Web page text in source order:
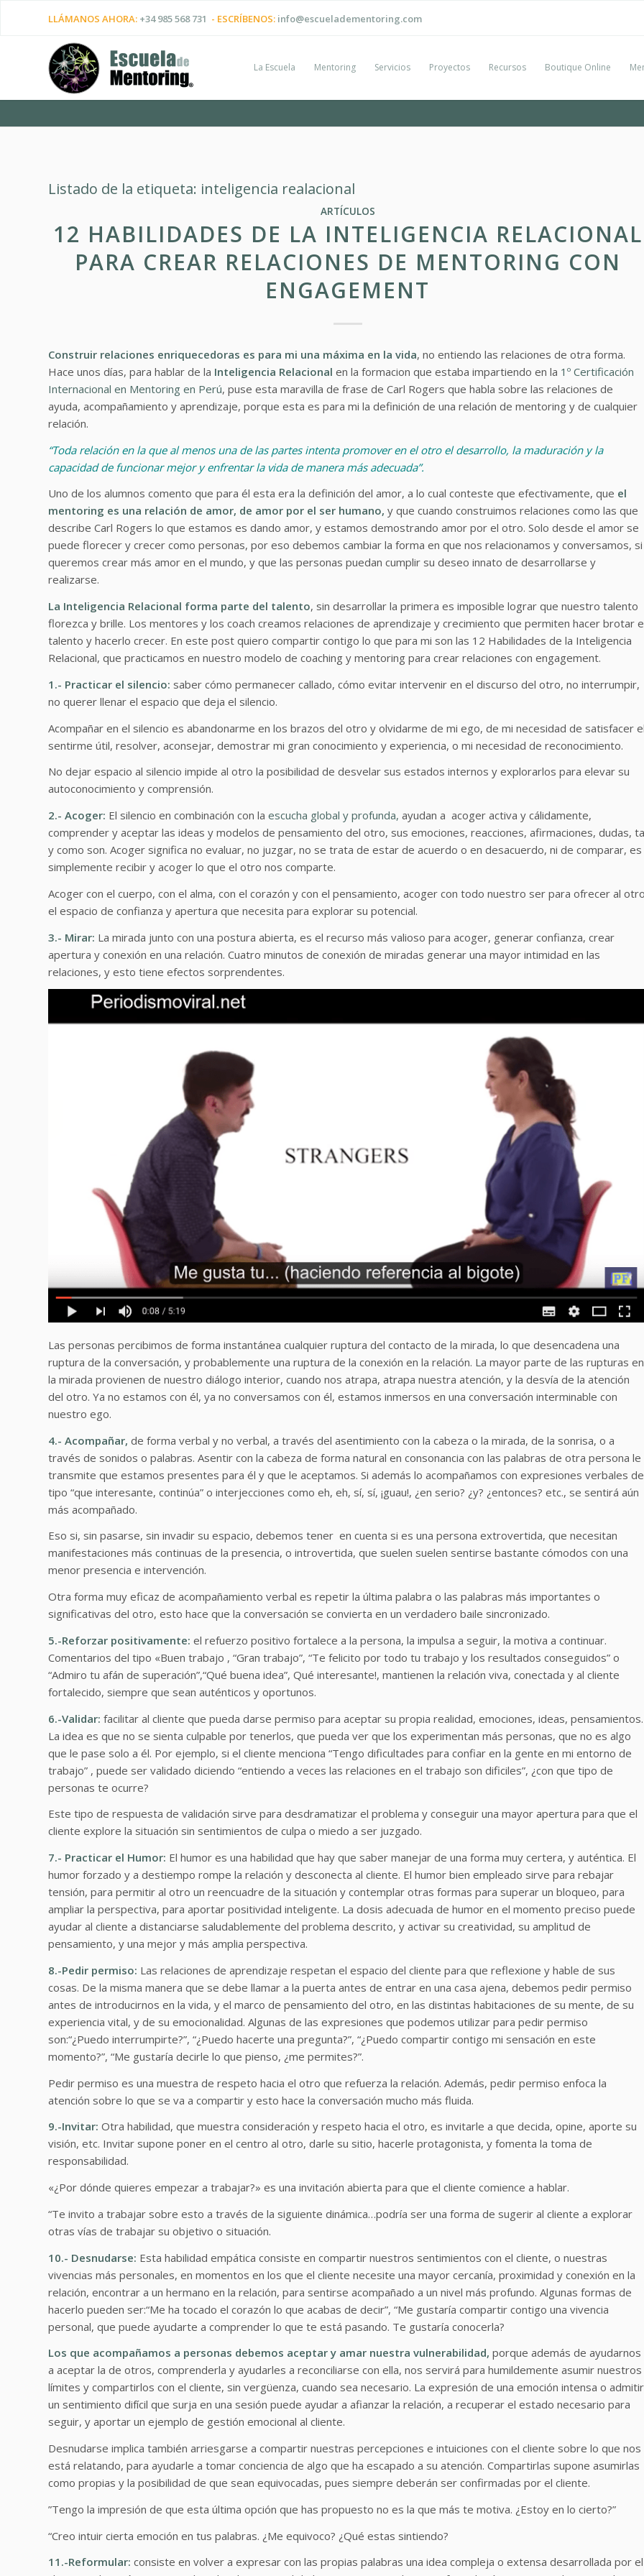
LLÁMANOS AHORA: +34 985 568 731 - ESCRÍBENOS: info@escueladementoring.com
La Escuela Mentoring Servicios Proyectos Recursos Boutique Online
Listado de la etiqueta: inteligencia realacional
ARTÍCULOS
12 HABILIDADES DE LA INTELIGENCIA RELACIONAL
PARA CREAR RELACIONES DE MENTORING CON
ENGAGEMENT
Construir relaciones enriquecedoras es para mi una máxima en la vida, no entiendo las relaciones de otra forma.
Hace unos días, para hablar de la Inteligencia Relacional en la formacion que estaba impartiendo en la 1º Certificación
Internacional en Mentoring en Perú, puse esta maravilla de frase de Carl Rogers que habla sobre las relaciones de
ayuda, acompañamiento y aprendizaje, porque esta es para mi la definición de una relación de mentoring y de cualquier
relación.
“Toda relación en la que al menos una de las partes intenta promover en el otro el desarrollo, la maduración y la
capacidad de funcionar mejor y enfrentar la vida de manera más adecuada”.
Uno de los alumnos comento que para él esta era la definición del amor, a lo cual conteste que efectivamente, que el
mentoring es una relación de amor, de amor por el ser humano, y que cuando construimos relaciones como las que
describe Carl Rogers lo que estamos es dando amor, y estamos demostrando amor por el otro. Solo desde el amor se
puede florecer y crecer como personas, por eso debemos cambiar la forma en que nos relacionamos y conversamos, si
queremos crear más amor en el mundo, y que las personas puedan cumplir su deseo innato de desarrollarse y
realizarse.
La Inteligencia Relacional forma parte del talento, sin desarrollar la primera es imposible lograr que nuestro talento
florezca y brille. Los mentores y los coach creamos relaciones de aprendizaje y crecimiento que permiten hacer brotar
talento y hacerlo crecer. En este post quiero compartir contigo lo que para mi son las 12 Habilidades de la Inteligencia
Relacional, que practicamos en nuestro modelo de coaching y mentoring para crear relaciones con engagement.
1.- Practicar el silencio: saber cómo permanecer callado, cómo evitar intervenir en el discurso del otro, no interrumpir,
no querer llenar el espacio que deja el silencio.
Acompañar en el silencio es abandonarme en los brazos del otro y olvidarme de mi ego, de mi necesidad de satisfacer
sentirme útil, resolver, aconsejar, demostrar mi gran conocimiento y experiencia, o mi necesidad de reconocimiento.
No dejar espacio al silencio impide al otro la posibilidad de desvelar sus estados internos y explorarlos para elevar su
autoconocimiento y comprensión.
2.- Acoger: El silencio en combinación con la escucha global y profunda, ayudan a acoger activa y cálidamente,
comprender y aceptar las ideas y modelos de pensamiento del otro, sus emociones, reacciones, afirmaciones, dudas,
y como son. Acoger significa no evaluar, no juzgar, no se trata de estar de acuerdo o en desacuerdo, ni de comparar, es
simplemente recibir y acoger lo que el otro nos comparte.
Acoger con el cuerpo, con el alma, con el corazón y con el pensamiento, acoger con todo nuestro ser para ofrecer al
el espacio de confianza y apertura que necesita para explorar su potencial.
3.- Mirar: La mirada junto con una postura abierta, es el recurso más valioso para acoger, generar confianza, crear
apertura y conexión en una relación. Cuatro minutos de conexión de miradas generar una mayor intimidad en las
relaciones, y esto tiene efectos sorprendentes.
Las personas percibimos de forma instantánea cualquier ruptura del contacto de la mirada, lo que desencadena una
ruptura de la conversación, y probablemente una ruptura de la conexión en la relación. La mayor parte de las rupturas en
la mirada provienen de nuestro diálogo interior, cuando nos atrapa, atrapa nuestra atención, y la desvía de la atención
del otro. Ya no estamos con él, ya no conversamos con él, estamos inmersos en una conversación interminable con
nuestro ego.
4.- Acompañar, de forma verbal y no verbal, a través del asentimiento con la cabeza o la mirada, de la sonrisa, o a
través de sonidos o palabras. Asentir con la cabeza de forma natural en consonancia con las palabras de otra persona le
transmite que estamos presentes para él y que le aceptamos. Si además lo acompañamos con expresiones verbales
tipo “que interesante, continúa” o interjecciones como eh, eh, sí, sí, ¡guau!, ¿en serio? ¿y? ¿entonces? etc., se sentirá aún
más acompañado.
Eso si, sin pasarse, sin invadir su espacio, debemos tener en cuenta si es una persona extrovertida, que necesitan
manifestaciones más continuas de la presencia, o introvertida, que suelen suelen sentirse bastante cómodos con una
menor presencia e intervención.
Otra forma muy eficaz de acompañamiento verbal es repetir la última palabra o las palabras más importantes o
significativas del otro, esto hace que la conversación se convierta en un verdadero baile sincronizado.
5.-Reforzar positivamente: el refuerzo positivo fortalece a la persona, la impulsa a seguir, la motiva a continuar.
Comentarios del tipo «Buen trabajo , “Gran trabajo”, “Te felicito por todo tu trabajo y los resultados conseguidos” o
“Admiro tu afán de superación”,“Qué buena idea”, Qué interesante!, mantienen la relación viva, conectada y al cliente
fortalecido, siempre que sean auténticos y oportunos.
6.-Validar: facilitar al cliente que pueda darse permiso para aceptar su propia realidad, emociones, ideas, pensamientos.
La idea es que no se sienta culpable por tenerlos, que pueda ver que los experimentan más personas, que no es algo
que le pase solo a él. Por ejemplo, si el cliente menciona “Tengo dificultades para confiar en la gente en mi entorno de
trabajo” , puede ser validado diciendo “entiendo a veces las relaciones en el trabajo son dificiles”, ¿con que tipo de
personas te ocurre?
Este tipo de respuesta de validación sirve para desdramatizar el problema y conseguir una mayor apertura para que el
cliente explore la situación sin sentimientos de culpa o miedo a ser juzgado.
7.- Practicar el Humor: El humor es una habilidad que hay que saber manejar de una forma muy certera, y auténtica. El
humor forzado y a destiempo rompe la relación y desconecta al cliente. El humor bien empleado sirve para rebajar
tensión, para permitir al otro un reencuadre de la situación y contemplar otras formas para superar un bloqueo, para
ampliar la perspectiva, para aportar positividad inteligente. La dosis adecuada de humor en el momento preciso puede
ayudar al cliente a distanciarse saludablemente del problema descrito, y activar su creatividad, su amplitud de
pensamiento, y una mejor y más amplia perspectiva.
8.-Pedir permiso: Las relaciones de aprendizaje respetan el espacio del cliente para que reflexione y hable de sus
cosas. De la misma manera que se debe llamar a la puerta antes de entrar en una casa ajena, debemos pedir permiso
antes de introducirnos en la vida, y el marco de pensamiento del otro, en las distintas habitaciones de su mente, de su
experiencia vital, y de su emocionalidad. Algunas de las expresiones que podemos utilizar para pedir permiso
son:“¿Puedo interrumpirte?”, “¿Puedo hacerte una pregunta?”, “¿Puedo compartir contigo mi sensación en este
momento?”, “Me gustaría decirle lo que pienso, ¿me permites?”.
Pedir permiso es una muestra de respeto hacia el otro que refuerza la relación. Además, pedir permiso enfoca la
atención sobre lo que se va a compartir y esto hace la conversación mucho más fluida.
9.-Invitar: Otra habilidad, que muestra consideración y respeto hacia el otro, es invitarle a que decida, opine, aporte su
visión, etc. Invitar supone poner en el centro al otro, darle su sitio, hacerle protagonista, y fomenta la toma de
responsabilidad.
«¿Por dónde quieres empezar a trabajar?» es una invitación abierta para que el cliente comience a hablar.
“Te invito a trabajar sobre esto a través de la siguiente dinámica…podría ser una forma de sugerir al cliente a explorar
otras vías de trabajar su objetivo o situación.
10.- Desnudarse: Esta habilidad empática consiste en compartir nuestros sentimientos con el cliente, o nuestras
vivencias más personales, en momentos en los que el cliente necesite una mayor cercanía, proximidad y conexión en la
relación, encontrar a un hermano en la relación, para sentirse acompañado a un nivel más profundo. Algunas formas de
hacerlo pueden ser:“Me ha tocado el corazón lo que acabas de decir”, “Me gustaría compartir contigo una vivencia
personal, que puede ayudarte a comprender lo que te está pasando. Te gustaría conocerla?
Los que acompañamos a personas debemos aceptar y amar nuestra vulnerabilidad, porque además de ayudarnos
a aceptar la de otros, comprenderla y ayudarles a reconciliarse con ella, nos servirá para humildemente asumir nuestros
límites y compartirlos con el cliente, sin vergüenza, cuando sea necesario. La expresión de una emoción intensa o admitir
un sentimiento difícil que surja en una sesión puede ayudar a afianzar la relación, a recuperar el estado necesario para
seguir, y aportar un ejemplo de gestión emocional al cliente.
Desnudarse implica también arriesgarse a compartir nuestras percepciones e intuiciones con el cliente sobre lo que nos
está relatando, para ayudarle a tomar conciencia de algo que ha escapado a su atención. Compartirlas supone asumirlas
como propias y la posibilidad de que sean equivocadas, pues siempre deberán ser confirmadas por el cliente.
”Tengo la impresión de que esta última opción que has propuesto no es la que más te motiva. ¿Estoy en lo cierto?”
“Creo intuir cierta emoción en tus palabras. ¿Me equivoco? ¿Qué estas sintiendo?
11.-Reformular: consiste en volver a expresar con las propias palabras una idea compleja o extensa desarrollada por el